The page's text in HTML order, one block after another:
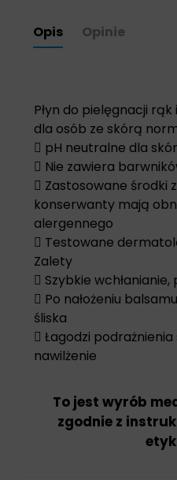
Opis Opinie
Płyn do pielęgnacji
dla osób ze skórą
 pH neutralne dla
 Nie zawiera
 Zastosowane środki
konserwanty mają
alergennego
 Testowane
Zalety
 Szybkie
 Po nałożeniu
śliska
 Łagodzi
nawilżenie
To jest wyrób
zgodnie z